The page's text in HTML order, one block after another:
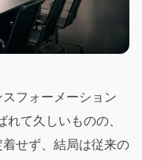
フォーメーション
れて久しいものの、
せず、結局は従来の